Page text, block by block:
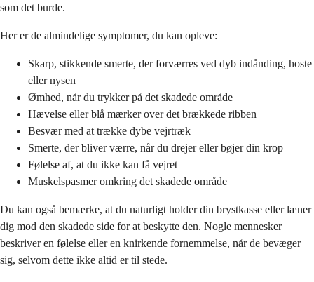
som det burde.
Her er de almindelige symptomer, du kan opleve:
Skarp, stikkende smerte, der forværres ved dyb indånding, hoste
eller nysen
Ømhed, når du trykker på det skadede område
Hævelse eller blå mærker over det brækkede ribben
Besvær med at trække dybe vejrtræk
Smerte, der bliver værre, når du drejer eller bøjer din krop
Følelse af, at du ikke kan få vejret
Muskelspasmer omkring det skadede område
Du kan også bemærke, at du naturligt holder din brystkasse eller læner
dig mod den skadede side for at beskytte den. Nogle mennesker
beskriver en følelse eller en knirkende fornemmelse, når de bevæger
sig, selvom dette ikke altid er til stede.